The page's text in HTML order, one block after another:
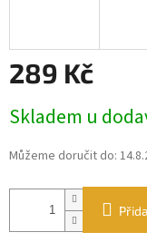
289 Kč
cena:
Skladem u
Můžeme doručit do: